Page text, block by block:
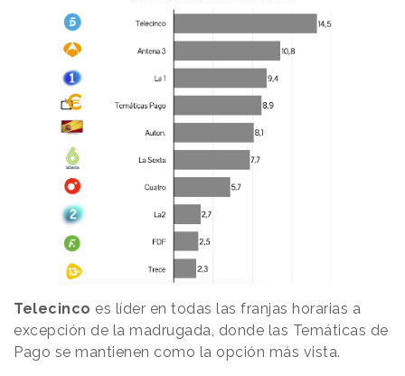
Telecinco es líder en todas las franjas horarias a
excepción de la madrugada, donde las Temáticas de
Pago se mantienen como la opción más vista.